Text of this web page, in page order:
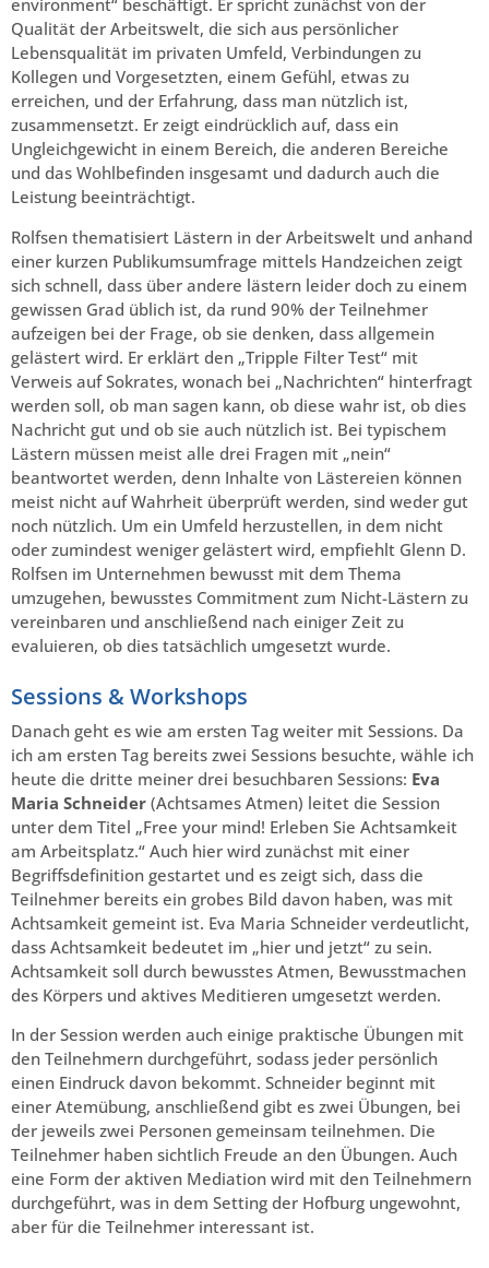
environment“ beschäftigt. Er spricht zunächst von der
Qualität der Arbeitswelt, die sich aus persönlicher
Lebensqualität im privaten Umfeld, Verbindungen zu
Kollegen und Vorgesetzten, einem Gefühl, etwas zu
erreichen, und der Erfahrung, dass man nützlich ist,
zusammensetzt. Er zeigt eindrücklich auf, dass ein
Ungleichgewicht in einem Bereich, die anderen Bereiche
und das Wohlbefinden insgesamt und dadurch auch die
Leistung beeinträchtigt.
Rolfsen thematisiert Lästern in der Arbeitswelt und anhand
einer kurzen Publikumsumfrage mittels Handzeichen zeigt
sich schnell, dass über andere lästern leider doch zu einem
gewissen Grad üblich ist, da rund 90% der Teilnehmer
aufzeigen bei der Frage, ob sie denken, dass allgemein
gelästert wird. Er erklärt den „Tripple Filter Test“ mit
Verweis auf Sokrates, wonach bei „Nachrichten“ hinterfragt
werden soll, ob man sagen kann, ob diese wahr ist, ob dies
Nachricht gut und ob sie auch nützlich ist. Bei typischem
Lästern müssen meist alle drei Fragen mit „nein“
beantwortet werden, denn Inhalte von Lästereien können
meist nicht auf Wahrheit überprüft werden, sind weder gut
noch nützlich. Um ein Umfeld herzustellen, in dem nicht
oder zumindest weniger gelästert wird, empfiehlt Glenn D.
Rolfsen im Unternehmen bewusst mit dem Thema
umzugehen, bewusstes Commitment zum Nicht-Lästern zu
vereinbaren und anschließend nach einiger Zeit zu
evaluieren, ob dies tatsächlich umgesetzt wurde.
Sessions & Workshops
Danach geht es wie am ersten Tag weiter mit Sessions. Da
ich am ersten Tag bereits zwei Sessions besuchte, wähle ich
heute die dritte meiner drei besuchbaren Sessions: Eva
Maria Schneider (Achtsames Atmen) leitet die Session
unter dem Titel „Free your mind! Erleben Sie Achtsamkeit
am Arbeitsplatz.“ Auch hier wird zunächst mit einer
Begriffsdefinition gestartet und es zeigt sich, dass die
Teilnehmer bereits ein grobes Bild davon haben, was mit
Achtsamkeit gemeint ist. Eva Maria Schneider verdeutlicht,
dass Achtsamkeit bedeutet im „hier und jetzt“ zu sein.
Achtsamkeit soll durch bewusstes Atmen, Bewusstmachen
des Körpers und aktives Meditieren umgesetzt werden.
In der Session werden auch einige praktische Übungen mit
den Teilnehmern durchgeführt, sodass jeder persönlich
einen Eindruck davon bekommt. Schneider beginnt mit
einer Atemübung, anschließend gibt es zwei Übungen, bei
der jeweils zwei Personen gemeinsam teilnehmen. Die
Teilnehmer haben sichtlich Freude an den Übungen. Auch
eine Form der aktiven Mediation wird mit den Teilnehmern
durchgeführt, was in dem Setting der Hofburg ungewohnt,
aber für die Teilnehmer interessant ist.